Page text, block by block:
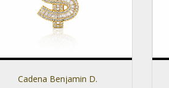
Cadena Benjamin D.